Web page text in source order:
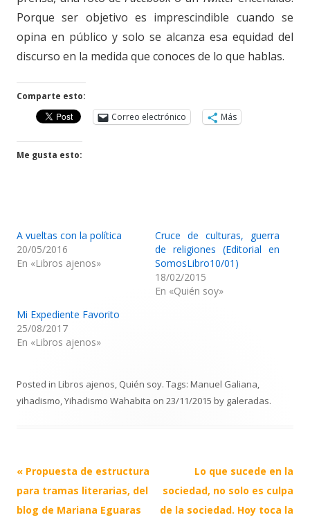
Porque ser objetivo es imprescindible cuando se
opina en público y solo se alcanza esa equidad del
discurso en la medida que conoces de lo que hablas.
Comparte esto:
Correo electrónico
Más
Me gusta esto:
A vueltas con la política
20/05/2016
En «Libros ajenos»
Cruce de culturas, guerra
de religiones (Editorial en
SomosLibro10/01)
18/02/2015
En «Quién soy»
Mi Expediente Favorito
25/08/2017
En «Libros ajenos»
Posted in Libros ajenos, Quién soy. Tags: Manuel Galiana,
yihadismo,Yihadismo Wahabita on 23/11/2015 by galeradas.
Post
navigation
« Propuesta de estructura
para tramas literarias, del
blog de Mariana Eguaras
Lo que sucede en la
sociedad, no solo es culpa
de la sociedad. Hoy toca la